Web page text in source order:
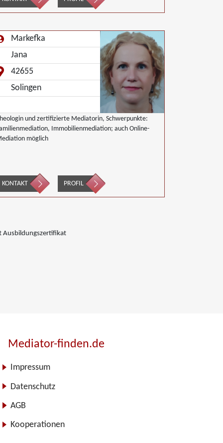
Markefka
Jana
42655
Solingen
und zertifizierte Mediatorin, Schwerpunkte:
Immobilienmediation; auch Online-
möglich
KONTAKT PROFIL
Ausbildungszertifikat
Mediator-finden.de
Impressum
Datenschutz
AGB
Kooperationen